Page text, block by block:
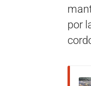
por